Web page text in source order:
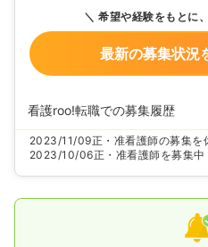
希望や経験をもとに
最新の募集状況
看護roo!転職での募集履歴
2023/11/09正・准看護師の募集を
2023/10/06正・准看護師を募集中